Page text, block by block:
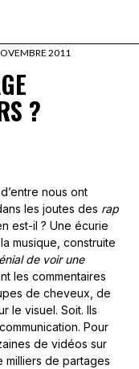
2011
?
nous ont
les joutes des rap
est-il ? Une écurie
musique, construite
de voir une
les commentaires
de cheveux, de
le visuel. Soit. Ils
Pour
de vidéos sur
milliers de partages